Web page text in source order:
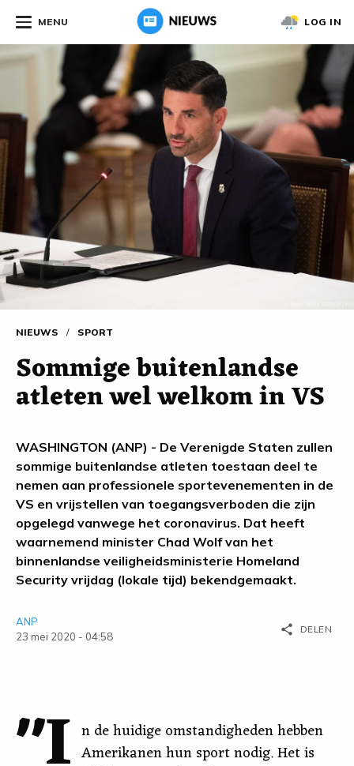
MENU LOG IN
NIEUWS / SPORT
Sommige buitenlandse
atleten wel welkom in VS
WASHINGTON (ANP) - De Verenigde Staten zullen
sommige buitenlandse atleten toestaan deel te
nemen aan professionele sportevenementen in de
VS en vrijstellen van toegangsverboden die zijn
opgelegd vanwege het coronavirus. Dat heeft
waarnemend minister Chad Wolf van het
binnenlandse veiligheidsministerie Homeland
Security vrijdag (lokale tijd) bekendgemaakt.
ANP
23 mei 2020 - 04:58
share DELEN
n de huidige omstandigheden hebben
Amerikanen hun sport nodig. Het is